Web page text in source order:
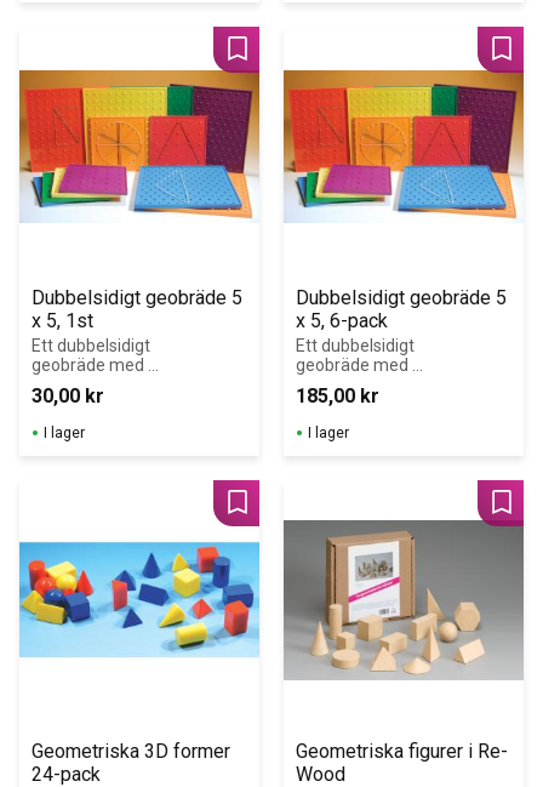
Dubbelsidigt geobräde 5
x 5, 1st
Ett dubbelsidigt
geobräde med 5
x 5 piggar på
ena sidan och
en cirkel med 24
piggar på andra
30,00 kr
Lägg till i favoriter
I lager
Dubbelsidigt geobräde 5
x 5, 6-pack
Ett dubbelsidigt
geobräde med 5
x 5 piggar på
ena sidan och
en cirkel med 24
piggar på andra
185,00 kr
I lager
Geometriska 3D former
24-pack
Lägg till i favoriter
Geometriska figurer i Re-
Wood